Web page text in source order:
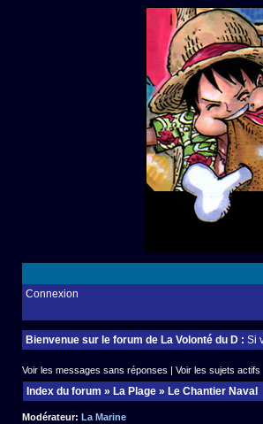
Connexion
Bienvenue sur le forum de La Volonté du D : Si
Voir les messages sans réponses | Voir les sujets actifs
Index du forum » La Plage » Le Chantier Naval
Modérateur: La Marine